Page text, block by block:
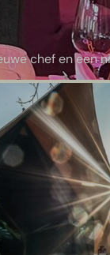
chef en een